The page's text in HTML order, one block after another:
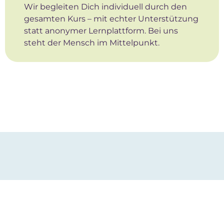
Wir begleiten Dich individuell durch den
gesamten Kurs – mit echter Unterstützung
statt anonymer Lernplattform. Bei uns
steht der Mensch im Mittelpunkt.